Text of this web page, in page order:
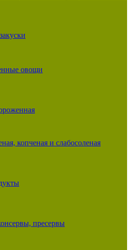
овощи
копченая и слабосоленая
пресервы